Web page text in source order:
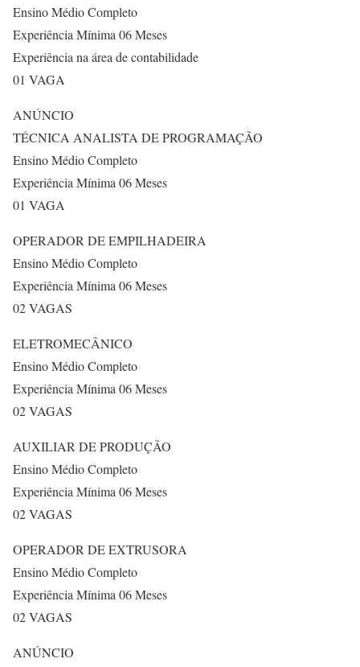
Ensino Médio Completo
Experiência Mínima 06 Meses
Experiência na área de contabilidade
01 VAGA
ANÚNCIO
TÉCNICA ANALISTA DE PROGRAMAÇÃO
Ensino Médio Completo
Experiência Mínima 06 Meses
01 VAGA
OPERADOR DE EMPILHADEIRA
Ensino Médio Completo
Experiência Mínima 06 Meses
02 VAGAS
ELETROMECÂNICO
Ensino Médio Completo
Experiência Mínima 06 Meses
02 VAGAS
AUXILIAR DE PRODUÇÃO
Ensino Médio Completo
Experiência Mínima 06 Meses
02 VAGAS
OPERADOR DE EXTRUSORA
Ensino Médio Completo
Experiência Mínima 06 Meses
02 VAGAS
ANÚNCIO